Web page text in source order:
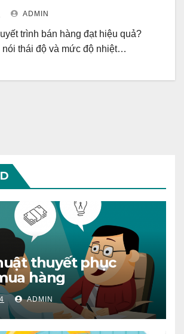
ADMIN
trình bán hàng đạt hiệu quả?
nói thái độ và mức độ nhiệt…
thuyết phục
hàng
ADMIN